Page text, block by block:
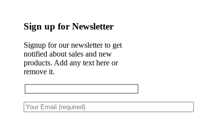
Sign up for Newsletter
Signup for our newsletter to get
notified about sales and new
products. Add any text here or
remove it.